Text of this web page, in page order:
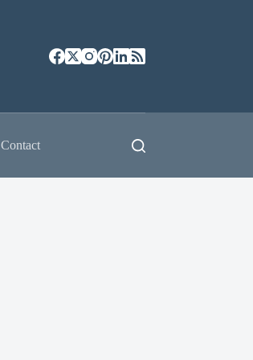
Contact